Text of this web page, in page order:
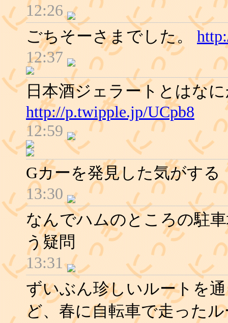
12:26
ごちそーさまでした。
12:37
日本酒ジェラートとはな
http://p.twipple.jp/UCpb8
12:59
Gカーを発見した気がする
13:30
なんでハムのところの駐
う疑問
13:31
ずいぶん珍しいルートを
ど、春に自転車で走った